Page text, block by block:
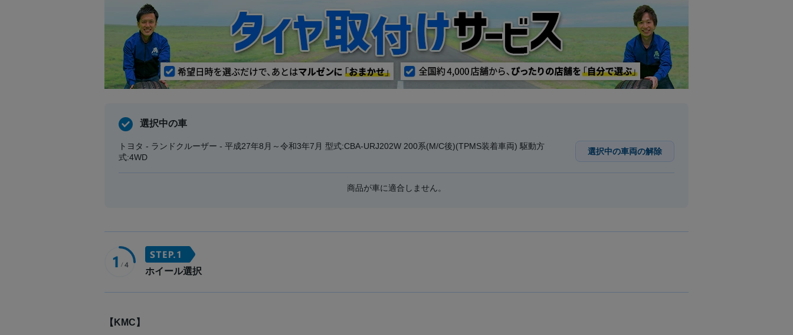
選択中の車
トヨタ - ランドクルーザー - 平成27年8月～令和3年7月 型式:CBA-URJ202W 200系(M/C後)(TPMS装着車両) 駆動方
式:4WD
選択中の車両の解除
商品が車に適合しません。
ホイール選択
【KMC】